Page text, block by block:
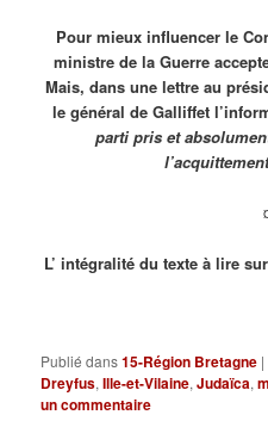
Pour mieux influencer le
ministre de la Guerre
Mais, dans une lettre au
le général de Galliffet
parti pris et
L’ intégralité du texte à lire
Publié dans15-Région Bretagne |
Dreyfus,Ille-et-Vilaine,Judaïca,
un commentaire